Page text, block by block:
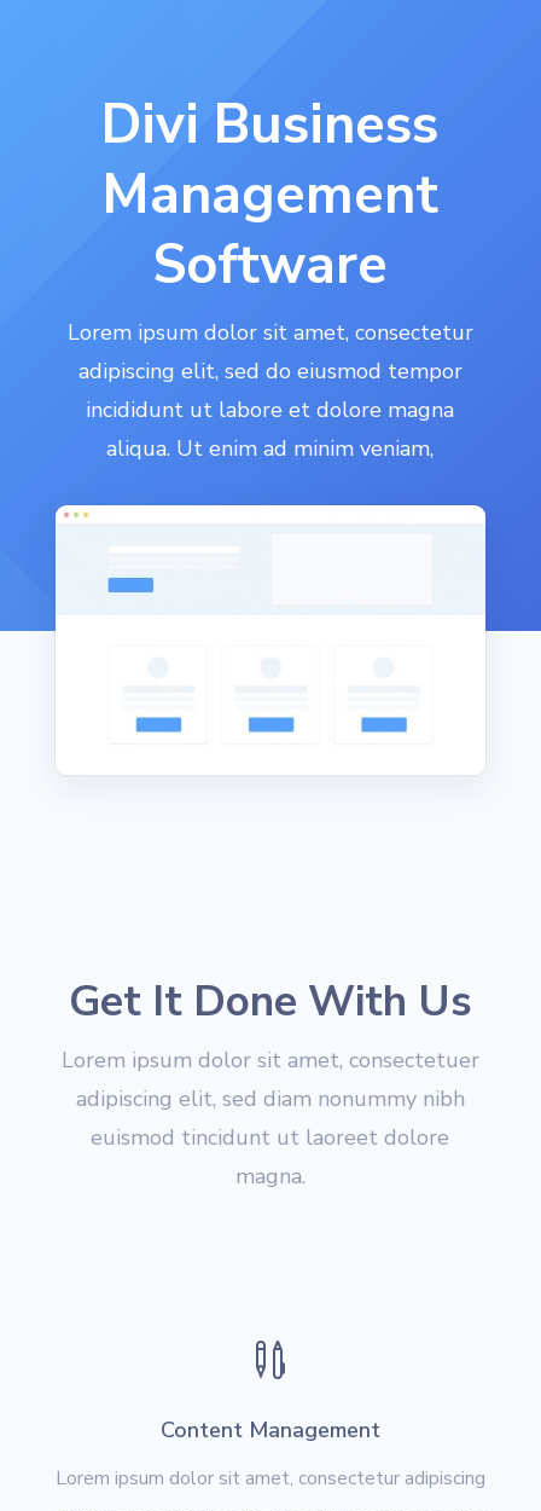
Divi Business
Management
Software
Lorem ipsum dolor sit amet, consectetur
adipiscing elit, sed do eiusmod tempor
incididunt ut labore et dolore magna
aliqua. Ut enim ad minim veniam,
Get It Done With Us
Lorem ipsum dolor sit amet, consectetuer
adipiscing elit, sed diam nonummy nibh
euismod tincidunt ut laoreet dolore
magna.

Content Management
Lorem ipsum dolor sit amet, consectetur adipiscing